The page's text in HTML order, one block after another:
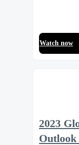
Watch now
2023